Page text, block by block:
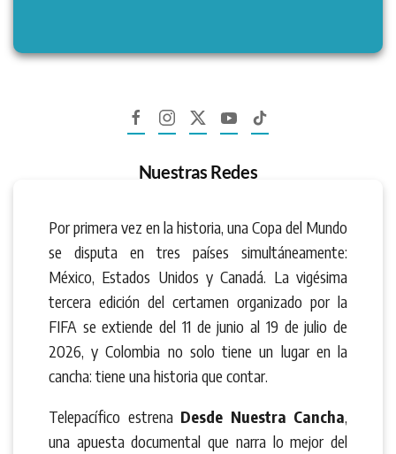
Nuestras Redes
Por primera vez en la historia, una Copa del Mundo
se disputa en tres países simultáneamente:
México, Estados Unidos y Canadá. La vigésima
tercera edición del certamen organizado por la
FIFA se extiende del 11 de junio al 19 de julio de
2026, y Colombia no solo tiene un lugar en la
cancha: tiene una historia que contar.
Telepacífico estrena Desde Nuestra Cancha,
una apuesta documental que narra lo mejor del